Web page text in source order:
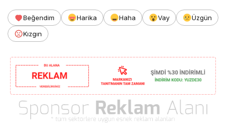
Beğendim Harika Haha Vay
Üzgün
Kızgın